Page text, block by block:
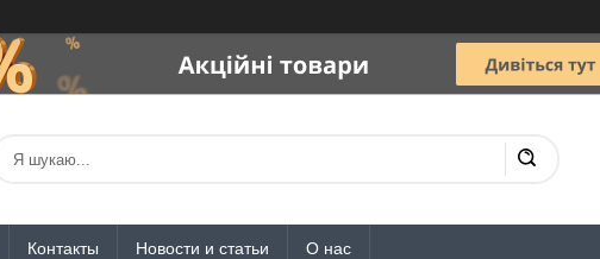
Контакты Новости и статьи О нас